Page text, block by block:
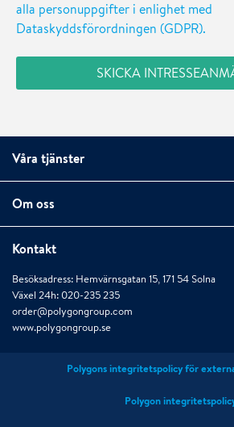
alla personuppgifter i enlighet med
Dataskyddsförordningen (GDPR).
Våra tjänster
Om oss
Kontakt
Besöksadress: Hemvärnsgatan 15, 171 54 Solna
Växel 24h: 020-235 235
order@polygongroup.com
www.polygongroup.se
Polygons integritetspolicy för
Polygon